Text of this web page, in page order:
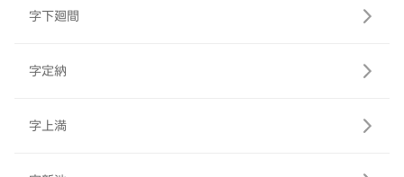
字下廻間
字定納
字上満